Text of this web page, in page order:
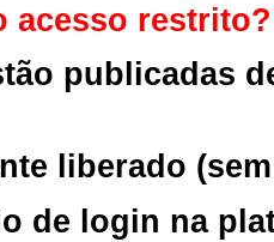
acesso restrito?
publicadas
liberado
de login na